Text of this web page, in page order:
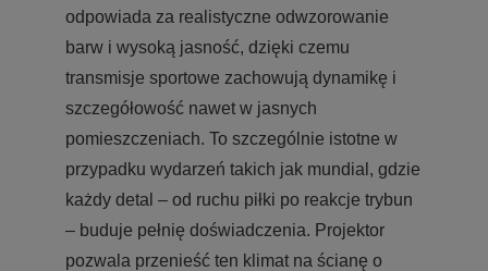
odpowiada za realistyczne odwzorowanie
barw i wysoką jasność, dzięki czemu
transmisje sportowe zachowują dynamikę i
szczegółowość nawet w jasnych
pomieszczeniach. To szczególnie istotne w
przypadku wydarzeń takich jak mundial, gdzie
każdy detal – od ruchu piłki po reakcje trybun
– buduje pełnię doświadczenia. Projektor
pozwala przenieść ten klimat na ścianę o